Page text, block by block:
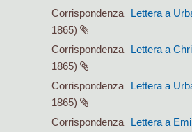
Corrispondenza
Lettera a
1865)
Corrispondenza
Lettera a
1865)
Corrispondenza
Lettera a
1865)
Corrispondenza
Lettera a